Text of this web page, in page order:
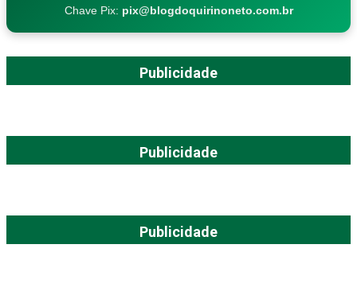
Chave Pix: pix@blogdoquirinoneto.com.br
Publicidade
Publicidade
Publicidade